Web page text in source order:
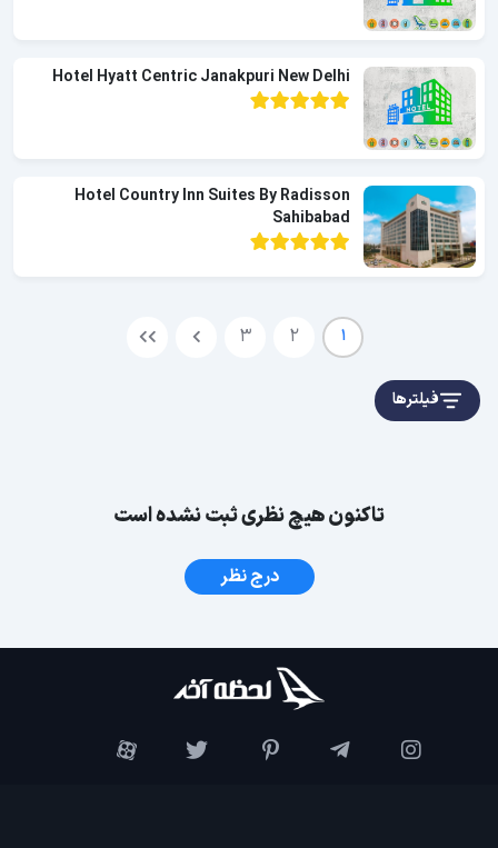
Hotel Hyatt Centric Janakpuri New Delhi
Hotel Country Inn Suites By Radisson
Sahibabad
1
2
3
فیلترها
تاکنون هیچ نظری ثبت نشده است
درج نظر